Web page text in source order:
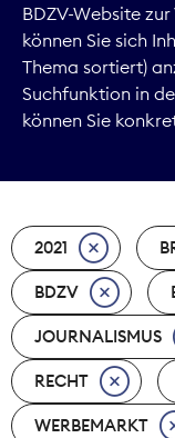
BDZV-Website
können Sie sich
Thema sortiert)
Suchfunktion in
können Sie
2021
BDZV
JOURNALISMUS
RECHT
WERBEMARKT